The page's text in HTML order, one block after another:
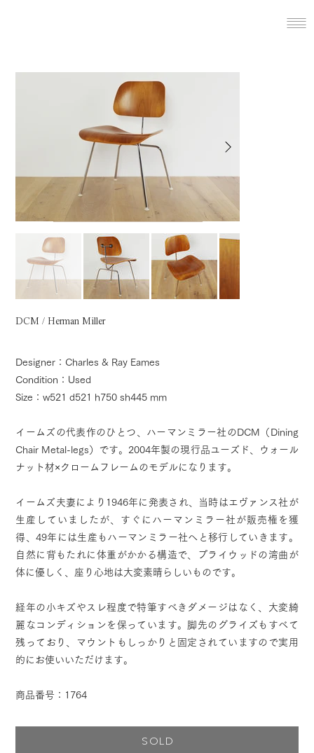
DCM / Herman Miller
Designer：Charles & Ray Eames
Condition：Used
Size：w521 d521 h750 sh445 mm
イームズの代表作のひとつ、ハーマンミラー社のDCM（Dining
Chair Metal-legs）です。2004年製の現行品ユーズド、ウォール
ナット材×クロームフレームのモデルになります。
イームズ夫妻により1946年に発表され、当時はエヴァンス社が
生産していましたが、すぐにハーマンミラー社が販売権を獲
得、49年には生産もハーマンミラー社へと移行していきます。
自然に背もたれに体重がかかる構造で、プライウッドの湾曲が
体に優しく、座り心地は大変素晴らしいものです。
経年の小キズやスレ程度で特筆すべきダメージはなく、大変綺
麗なコンディションを保っています。脚先のグライズもすべて
残っており、マウントもしっかりと固定されていますので実用
的にお使いいただけます。
商品番号：1764
SOLD